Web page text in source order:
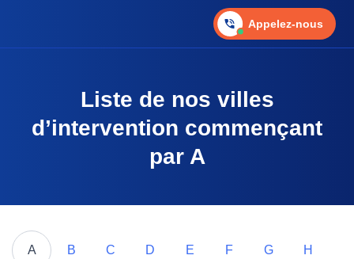
Appelez-nous
Liste de nos villes
d’intervention commençant
par A
A B C D E F G H